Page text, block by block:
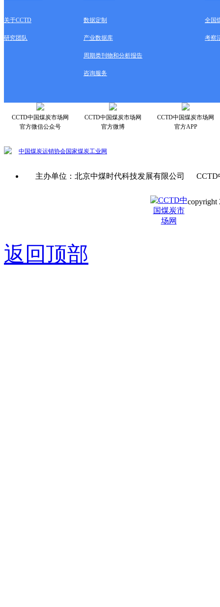
关于CCTD 数据定制 全国
研究团队 产业数据库 考察
周期类刊物和分析报告
咨询服务
CCTD中国煤炭市场网
官方微信公众号
CCTD中国煤炭市场网
官方微博
CCTD中国煤炭市场网
官方APP
中国煤炭运销协会国家煤炭工业网
主办单位：北京中煤时代科技发展有限公司
copyright
返回顶部